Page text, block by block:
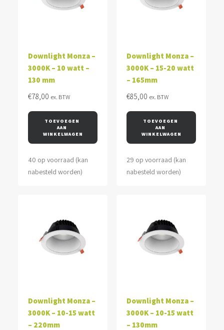
Downlight Monza –
3000K – 10 watt –
130 mm
€78,00 ex. BTW
TOEVOEGEN
AAN
WINKELWAGEN
40 op voorraad (kan
nabesteld worden)
Downlight Monza –
3000K – 15-20 watt
– 165mm
€85,00 ex. BTW
TOEVOEGEN
AAN
WINKELWAGEN
29 op voorraad (kan
nabesteld worden)
Downlight Monza –
3000K – 10-15 watt
– 220mm
Downlight Monza –
3000K – 10-15 watt
– 130mm